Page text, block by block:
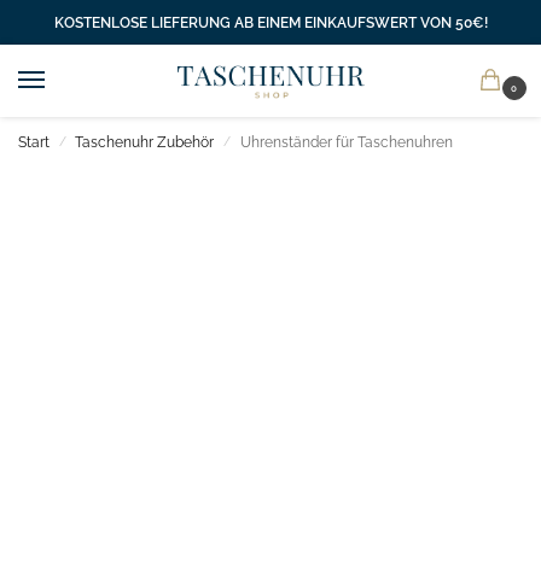
KOSTENLOSE LIEFERUNG AB EINEM EINKAUFSWERT VON 50€!
0
Start / Taschenuhr Zubehör / Uhrenständer für Taschenuhren